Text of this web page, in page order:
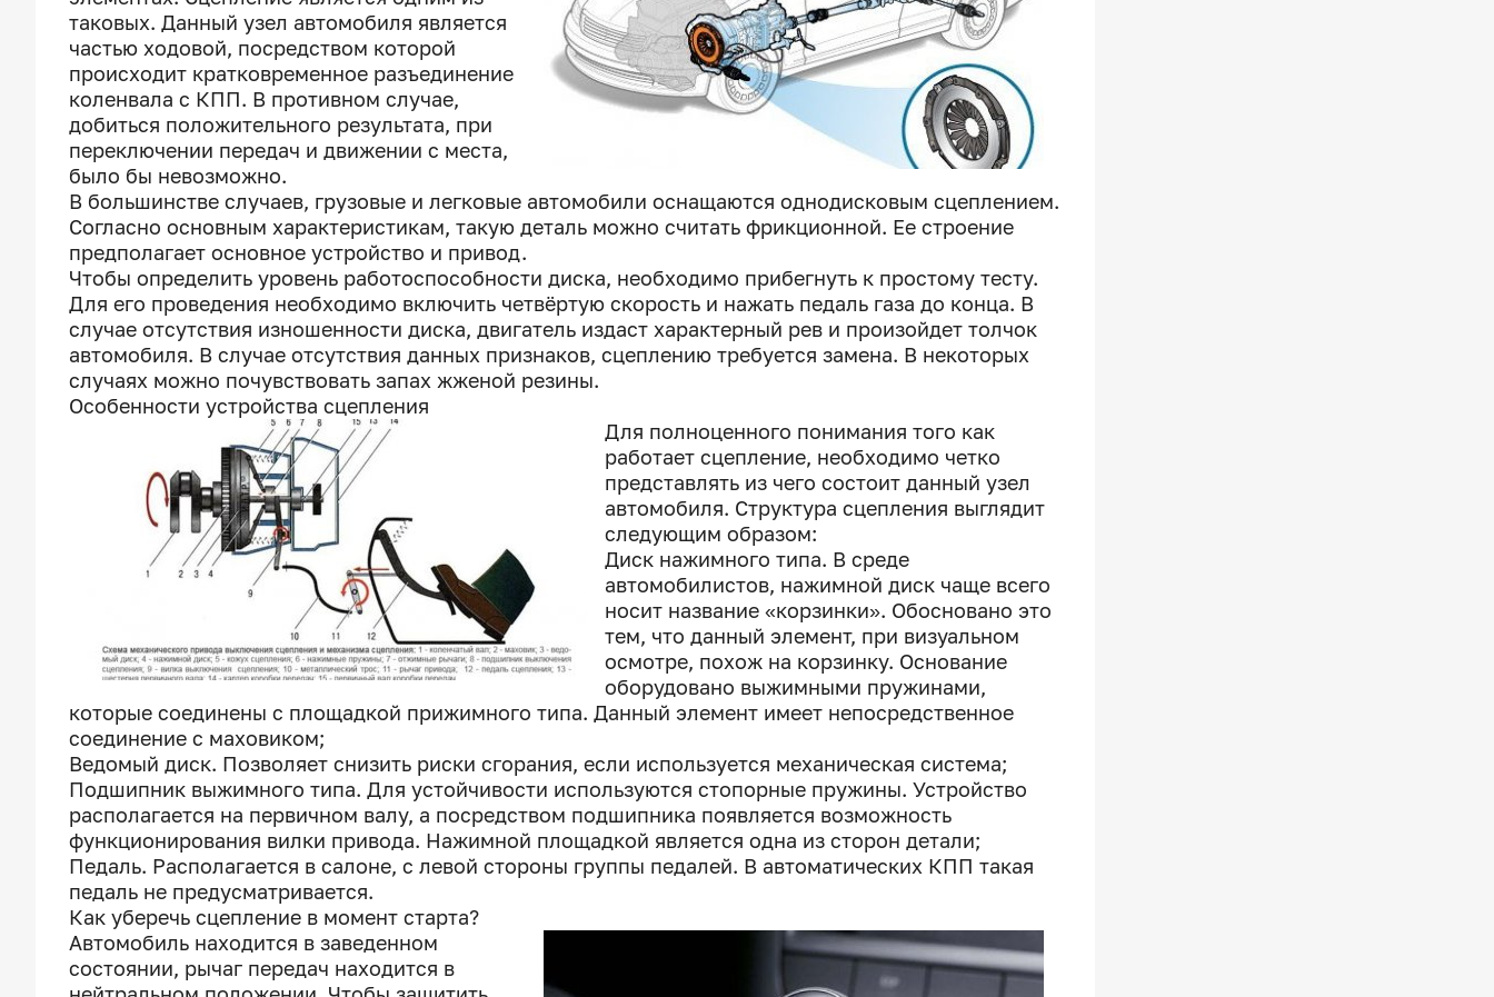
таковых. Данный узел автомобиля является
частью ходовой, посредством которой
происходит кратковременное разъединение
коленвала с КПП. В противном случае,
добиться положительного результата, при
переключении передач и движении с места,
было бы невозможно.
В большинстве случаев, грузовые и легковые автомобили оснащаются однодисковым сцеплением.
Согласно основным характеристикам, такую деталь можно считать фрикционной. Ее строение
предполагает основное устройство и привод.
Чтобы определить уровень работоспособности диска, необходимо прибегнуть к простому тесту.
Для его проведения необходимо включить четвёртую скорость и нажать педаль газа до конца. В
случае отсутствия изношенности диска, двигатель издаст характерный рев и произойдет толчок
автомобиля. В случае отсутствия данных признаков, сцеплению требуется замена. В некоторых
случаях можно почувствовать запах жженой резины.
Особенности устройства сцепления
Для полноценного понимания того как
работает сцепление, необходимо четко
представлять из чего состоит данный узел
автомобиля. Структура сцепления выглядит
следующим образом:
Диск нажимного типа. В среде
автомобилистов, нажимной диск чаще всего
носит название «корзинки». Обосновано это
тем, что данный элемент, при визуальном
осмотре, похож на корзинку. Основание
оборудовано выжимными пружинами,
которые соединены с площадкой прижимного типа. Данный элемент имеет непосредственное
соединение с маховиком;
Ведомый диск. Позволяет снизить риски сгорания, если используется механическая система;
Подшипник выжимного типа. Для устойчивости используются стопорные пружины. Устройство
располагается на первичном валу, а посредством подшипника появляется возможность
функционирования вилки привода. Нажимной площадкой является одна из сторон детали;
Педаль. Располагается в салоне, с левой стороны группы педалей. В автоматических КПП такая
педаль не предусматривается.
Как уберечь сцепление в момент старта?
Автомобиль находится в заведенном
состоянии, рычаг передач находится в